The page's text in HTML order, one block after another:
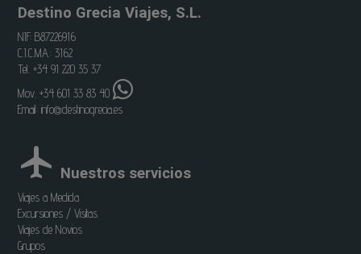
Destino Grecia Viajes, S.L.
NIF: B87226916
C.I.C.MA.: 3162
Tel. +34 91 220 35 37
Mov. +34 601 33 83 40
Email:info@destinogrecia.es
Nuestros servicios
Viajes a Medida
Excursiones / Visitas
Viajes de Novios
Grupos